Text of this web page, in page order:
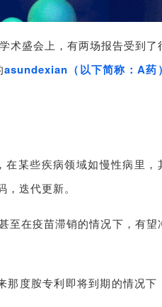
术盛会上，有两场报告受到了
asundexian （以下简称 ：A药
某些疾病领域如慢性病里，
迭代更新。
至在疫苗滞销的情况下，有望
那度胺专利即将到期的情况下